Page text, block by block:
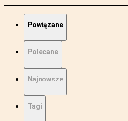
Powiązane
Polecane
Najnowsze
Tagi